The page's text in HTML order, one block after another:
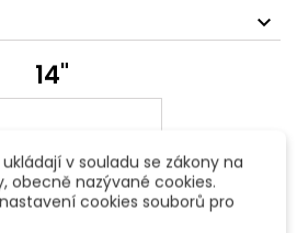
14"
v souladu se zákony na
obecně nazývané cookies.
cookies souborů pro